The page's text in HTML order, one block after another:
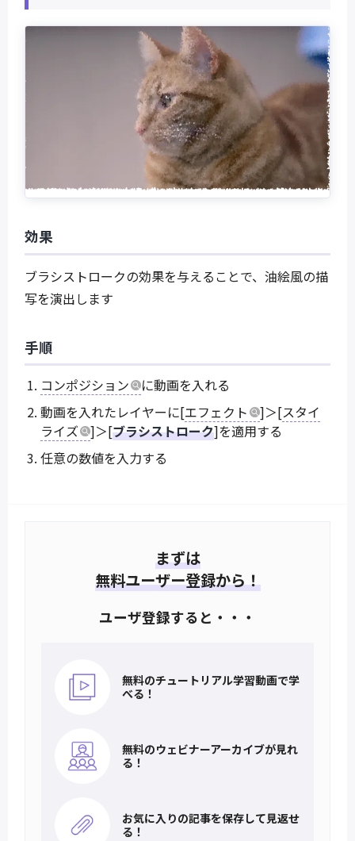
効果
ブラシストロークの効果を与えることで、油絵風の描
写を演出します
手順
コンポジション
に動画を入れる
動画を入れたレイヤーに[エフェクト ]＞[スタイ
ライズ
]＞[ブラシストローク]を適用する
任意の数値を入力する
まずは
無料ユーザー登録から！
ユーザ登録すると・・・
無料のチュートリアル学習動画で学
べる！
無料のウェビナーアーカイブが見れ
る！
お気に入りの記事を保存して見返せ
る！